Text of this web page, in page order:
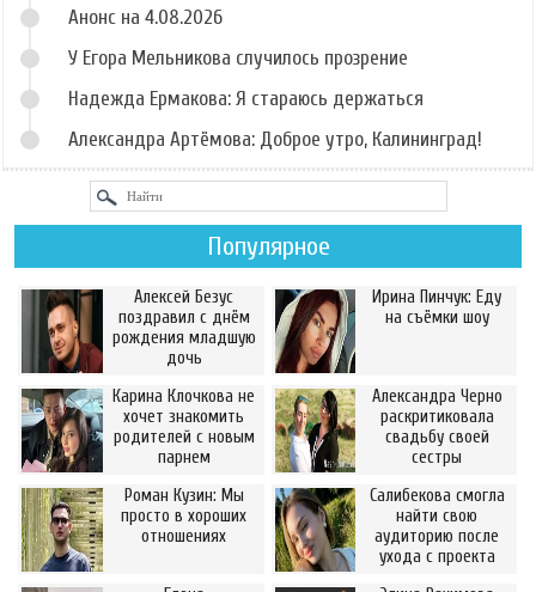
Анонс на 4.08.2026
У Егора Мельникова случилось прозрение
Надежда Ермакова: Я стараюсь держаться
Александра Артёмова: Доброе утро, Калининград!
Популярное
Алексей Безус
поздравил с днём
рождения младшую
дочь
Ирина Пинчук: Еду
на съёмки шоу
Карина Клочкова не
хочет знакомить
родителей с новым
парнем
Александра Черно
раскритиковала
свадьбу своей
сестры
Роман Кузин: Мы
просто в хороших
отношениях
Салибекова смогла
найти свою
аудиторию после
ухода с проекта